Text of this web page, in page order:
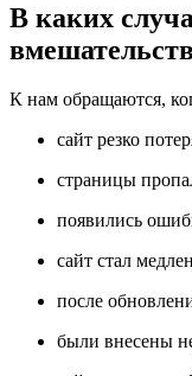
В каких
К нам обращаются,
сайт резко
страницы
появились
сайт стал
после
были внесены